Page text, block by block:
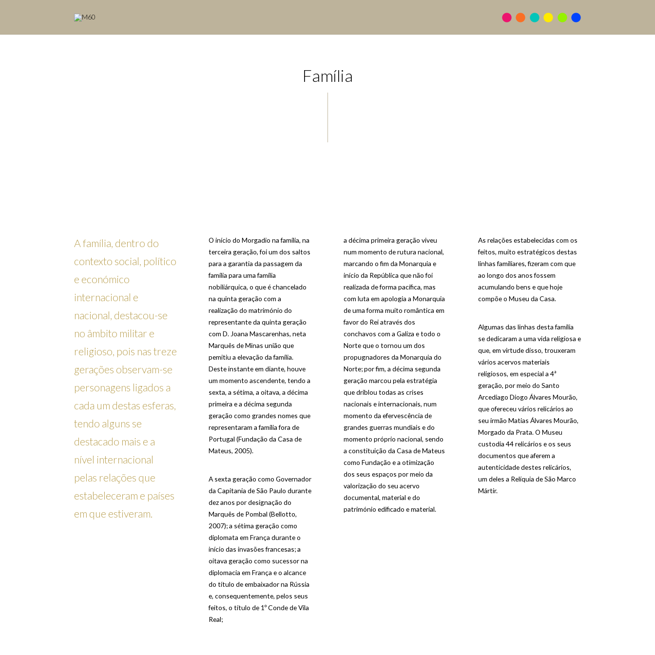
Família
A família, dentro do
contexto social, político
e económico
internacional e
nacional, destacou-se
no âmbito militar e
religioso, pois nas treze
gerações observam-se
personagens ligados a
cada um destas esferas,
tendo alguns se
destacado mais e a
nível internacional
pelas relações que
estabeleceram e países
em que estiveram.
O início do Morgadio na família, na
terceira geração, foi um dos saltos
para a garantia da passagem da
família para uma família
nobiliárquica, o que é chancelado
na quinta geração com a
realização do matrimónio do
representante da quinta geração
com D. Joana Mascarenhas, neta
Marquês de Minas união que
pemitiu a elevação da família.
Deste instante em diante, houve
um momento ascendente, tendo a
sexta, a sétima, a oitava, a décima
primeira e a décima segunda
geração como grandes nomes que
representaram a família fora de
Portugal (Fundação da Casa de
Mateus, 2005).
A sexta geração como Governador
da Capitania de São Paulo durante
dez anos por designação do
Marquês de Pombal (Bellotto,
2007); a sétima geração como
diplomata em França durante o
início das invasões francesas; a
oitava geração como sucessor na
diplomacia em França e o alcance
do título de embaixador na Rússia
e, consequentemente, pelos seus
feitos, o título de 1º Conde de Vila
Real;
a décima primeira geração viveu
num momento de rutura nacional,
marcando o fim da Monarquia e
início da República que não foi
realizada de forma pacífica, mas
com luta em apologia a Monarquia
de uma forma muito romântica em
favor do Rei através dos
conchavos com a Galiza e todo o
Norte que o tornou um dos
propugnadores da Monarquia do
Norte; por fim, a décima segunda
geração marcou pela estratégia
que driblou todas as crises
nacionais e internacionais, num
momento da efervescência de
grandes guerras mundiais e do
momento próprio nacional, sendo
a constituição da Casa de Mateus
como Fundação e a otimização
dos seus espaços por meio da
valorização do seu acervo
documental, material e do
património edificado e material.
As relações estabelecidas com os
feitos, muito estratégicos destas
linhas familiares, fizeram com que
ao longo dos anos fossem
acumulando bens e que hoje
compõe o Museu da Casa.
Algumas das linhas desta família
se dedicaram a uma vida religiosa e
que, em virtude disso, trouxeram
vários acervos materiais
religiosos, em especial a 4ª
geração, por meio do Santo
Arcediago Diogo Álvares Mourão,
que ofereceu vários relicários ao
seu irmão Matias Álvares Mourão,
Morgado da Prata. O Museu
custodia 44 relicários e os seus
documentos que aferem a
autenticidade destes relicários,
um deles a Relíquia de São Marco
Mártir.